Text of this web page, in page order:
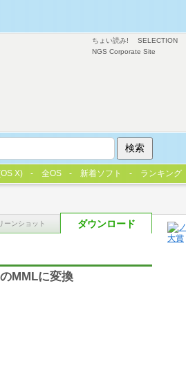
ーンショット ダウンロード
MMLに変換
ちょい読み! SELECTION
NGS Corporate Site
X) 全OS 新着ソフト ランキング